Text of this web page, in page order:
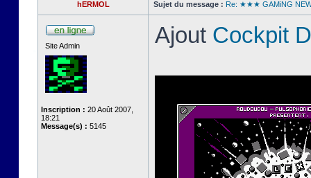
hERMOL Sujet du message : Re: ★★★ GAMiNG
Site Admin
Inscription : 20 Août 2007,
18:21
Message(s) : 5145
Ajout Cockpit